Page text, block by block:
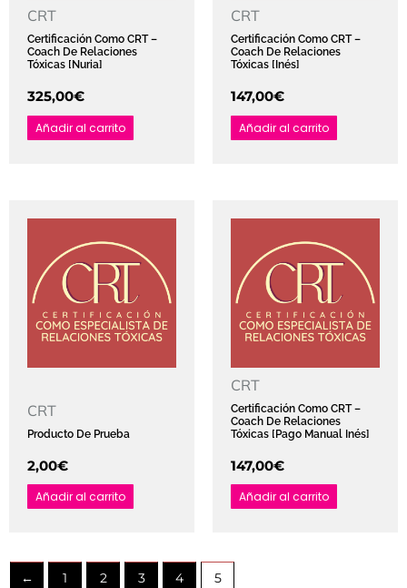
CRT
Certificación Como CRT –
Coach De Relaciones
Tóxicas [Nuria]
325,00€
Añadir al carrito
CRT
Certificación Como CRT –
Coach De Relaciones
Tóxicas [Inés]
147,00€
Añadir al carrito
CRT
Producto De Prueba
2,00€
Añadir al carrito
CRT
Certificación Como CRT –
Coach De Relaciones
Tóxicas [pago Manual Inés]
147,00€
Añadir al carrito
← 1 2 3 4 5